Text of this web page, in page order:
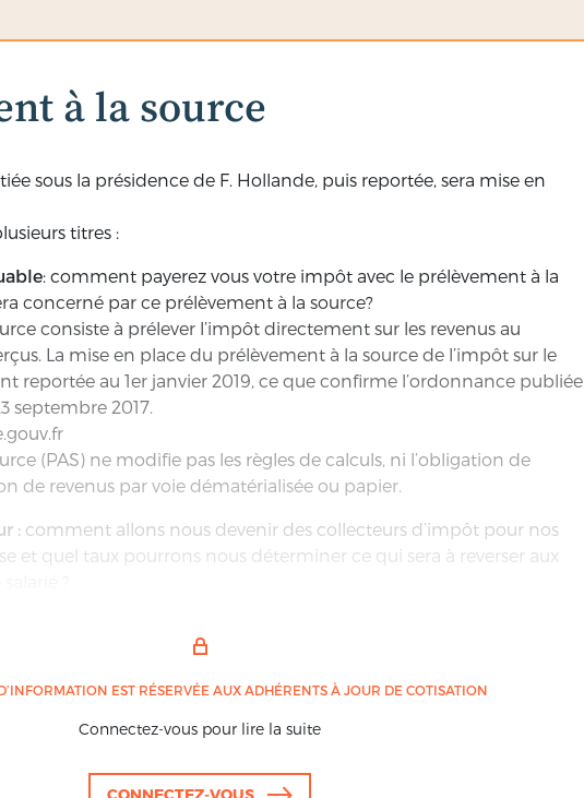
à la source
sous la présidence de F. Hollande, puis reportée, sera mise en
titres :
: comment payerez vous votre impôt avec le prélèvement à la
concerné par ce prélèvement à la source?
consiste à prélever l’impôt directement sur les revenus au
La mise en place du prélèvement à la source de l’impôt sur le
reportée au 1er janvier 2019, ce que confirme l’ordonnance publiée
septembre 2017.
(PAS) ne modifie pas les règles de calculs, ni l’obligation de
de revenus par voie dématérialisée ou papier.
: comment allons nous devenir des collecteurs d’impôt pour nos
et quel taux pourrons nous déterminer ce qui sera à reverser aux
retenue à la source indiqué par l’administration ou à défaut
fiscale les sommes précomptées le mois précédent ou
EST RÉSERVÉE AUX ADHÉRENTS À JOUR DE COTISATION
Connectez-vous pour lire la suite
CONNECTEZ-VOUS